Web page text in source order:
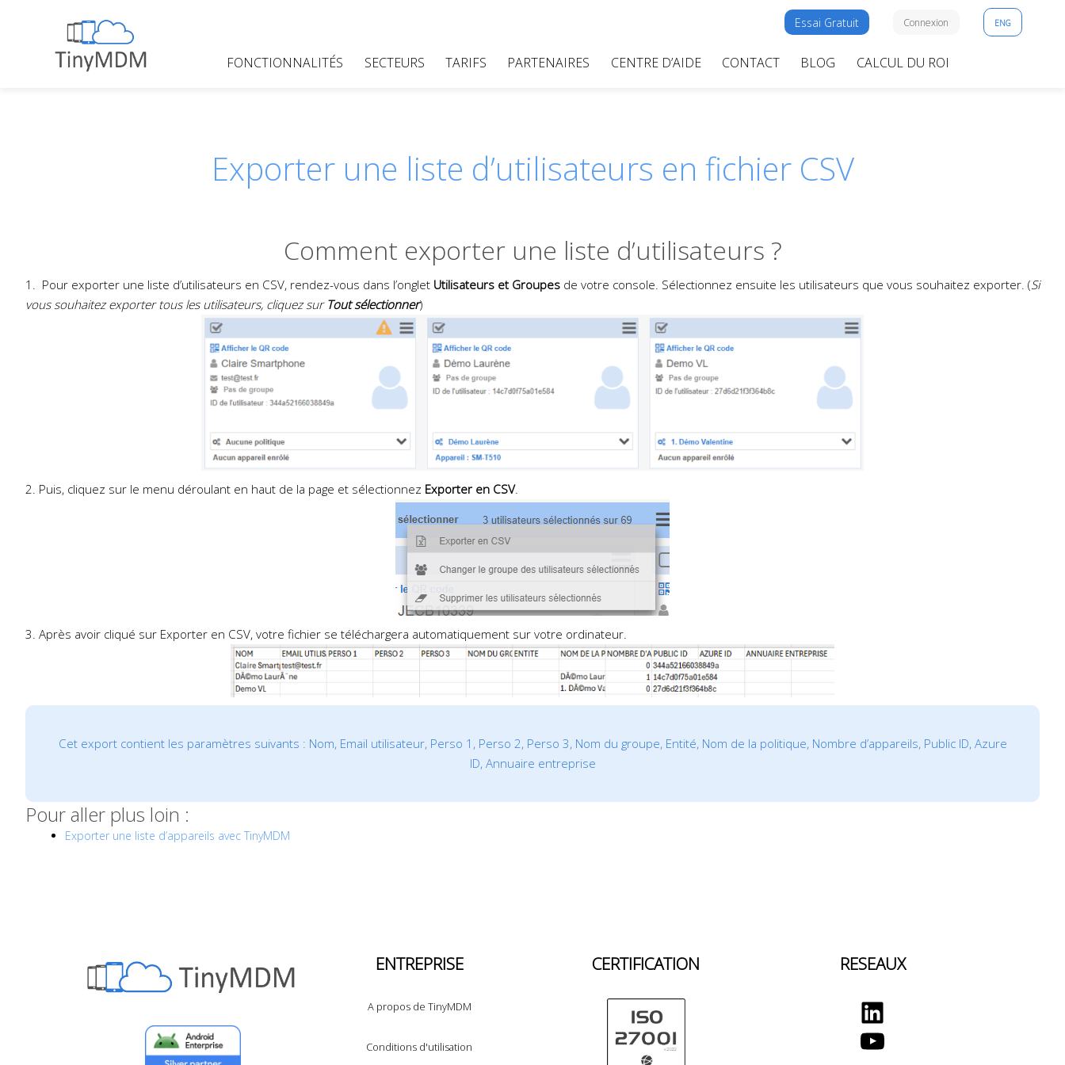
FONCTIONNALITÉS SECTEURS TARIFS PARTENAIRES CENTRE D’AIDE CONTACT BLOG CALCUL DU ROI
Essai Gratuit Connexion ENG
Exporter une liste d’utilisateurs en fichier CSV
Comment exporter une liste d’utilisateurs ?
1. Pour exporter une liste d’utilisateurs en CSV, rendez-vous dans l’onglet Utilisateurs et Groupes de votre console. Sélectionnez ensuite les utilisateurs que vous souhaitez exporter. (Si
vous souhaitez exporter tous les utilisateurs, cliquez sur Tout sélectionner)
2. Puis, cliquez sur le menu déroulant en haut de la page et sélectionnez Exporter en CSV.
3. Après avoir cliqué sur Exporter en CSV, votre fichier se téléchargera automatiquement sur votre ordinateur.
Cet export contient les paramètres suivants : Nom, Email utilisateur, Perso 1, Perso 2, Perso 3, Nom du groupe, Entité, Nom de la politique, Nombre d’appareils, Public ID, Azure
ID, Annuaire entreprise
Pour aller plus loin :
Exporter une liste d’appareils avec TinyMDM
ENTREPRISE
A propos de TinyMDM
Conditions d'utilisation
CERTIFICATION RESEAUX
LinkedIn
YouTube